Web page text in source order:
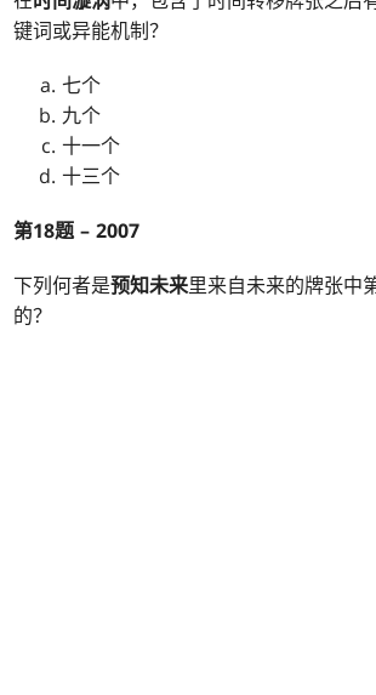
键词或异能机制？
七个
九个
十一个
十三个
第18题 – 2007
下列何者是预知未来里来自未来的牌张中
的？